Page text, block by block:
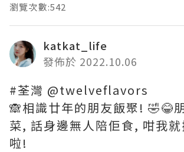
瀏覽次數:542
katkat_life
發佈於 2022.10.06
#荃灣 @twelveflavors
🙈相識廿年的朋友飯聚! 🤣😂
菜, 話身邊無人陪佢食, 咁我
啦!